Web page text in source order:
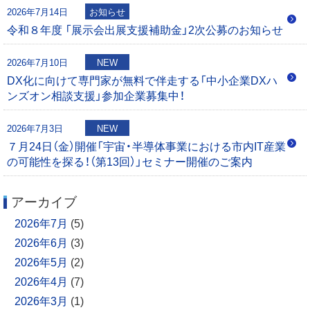
2026年7月14日 お知らせ
令和８年度 「展示会出展支援補助金」2次公募のお知らせ
2026年7月10日 NEW
DX化に向けて専門家が無料で伴走する「中小企業DXハ
ンズオン相談支援」参加企業募集中！
2026年7月3日 NEW
７月24日（金）開催「宇宙・半導体事業における市内IT産業
の可能性を探る！（第13回）」セミナー開催のご案内
アーカイブ
2026年7月 (5)
2026年6月 (3)
2026年5月 (2)
2026年4月 (7)
2026年3月 (1)